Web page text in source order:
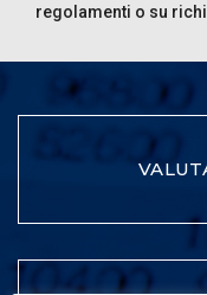
regolamenti o su